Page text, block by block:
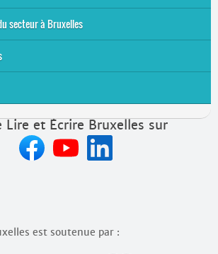
secteur à Bruxelles
à Lire et Écrire Bruxelles
Lire et Écrire Bruxelles sur
est soutenue par :